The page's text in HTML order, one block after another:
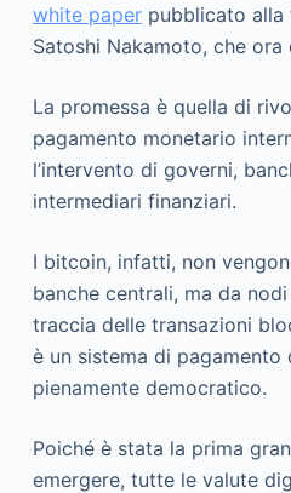
white paperpubblicato alla
Satoshi Nakamoto, che ora
La promessa è quella di
pagamento monetario
l’intervento di governi,
intermediari finanziari.
I bitcoin, infatti, non
banche centrali, ma da
traccia delle transazioni
è un sistema di
pienamente democratico.
Poiché è stata la prima
emergere, tutte le valute